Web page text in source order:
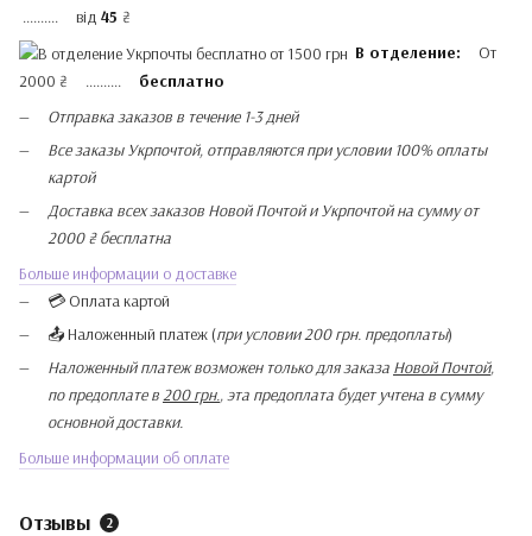
.......... від 45 ₴
В отделение: От
2000 ₴ .......... бесплатно
Отправка заказов в течение 1-3 дней
Все заказы Укрпочтой, отправляются при условии 100% оплаты
картой
Доставка всех заказов Новой Почтой и Укрпочтой на сумму от
2000 ₴ бесплатна
Больше информации о доставке
💳 Оплата картой
📤 Наложенный платеж (при условии 200 грн. предоплаты)
Наложенный платеж возможен только для заказа Новой Почтой,
по предоплате в200 грн., эта предоплата будет учтена в сумму
основной доставки.
Больше информации об оплате
Отзывы 2